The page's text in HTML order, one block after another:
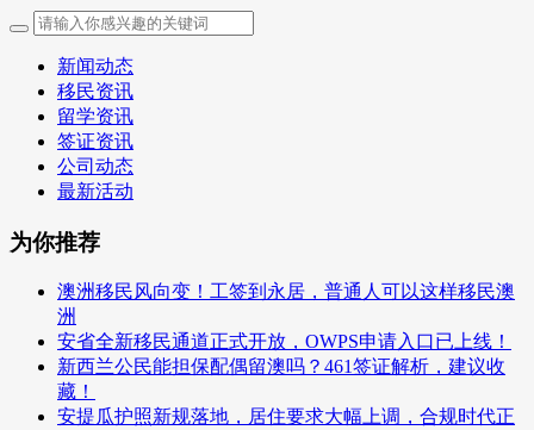
新闻动态
移民资讯
留学资讯
签证资讯
公司动态
最新活动
为你推荐
澳洲移民风向变！工签到永居，普通人可以这样移民澳
洲
安省全新移民通道正式开放，OWPS申请入口已上线！
新西兰公民能担保配偶留澳吗？461签证解析，建议收
藏！
安提瓜护照新规落地，居住要求大幅上调，合规时代正